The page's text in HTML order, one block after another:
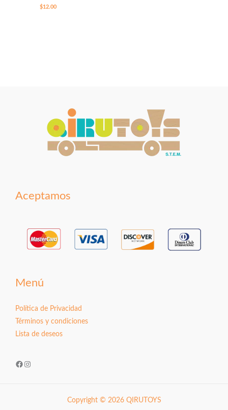
$12.00
Aceptamos
Menú
Política de Privacidad
Términos y condiciones
Lista de deseos
Facebook
Instagram
Copyright © 2026 QIRUTOYS